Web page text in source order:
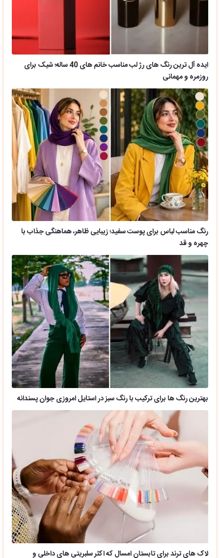
ایده آل ترین رنگ های رژ لب مناسب خانم های 40 ساله؛ شیک برای
روزمره و مهمانی
رنگ مناسب لباس برای پوست سفید؛ زیبایی ظاهر، هماهنگی جذاب با
چهره و قد
بهترین رنگ ها برای ترکیب با رنگ سبز در استایل امروزی جوان پسندانه
لاک های ترند برای تابستان امسال که اکثر سلبریتی های داخلی و